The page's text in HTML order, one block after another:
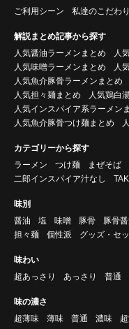
ご利用シーン
私達のこだわり
解説まとめ記事から探す
人気醤油ラーメンまとめ
人
人気味噌ラーメンまとめ
人
人気魚介豚骨ラーメンまとめ
人気担々麺まとめ
人気鶏白
人気インスパイア系ラーメン
人気魚介豚骨つけ麺まとめ
カテゴリーから探す
ラーメン
つけ麺 まぜそば
二郎インスパイア汁なし
味別
醤油
塩 味噌 豚骨 豚骨
担々麺
個性派 グッズ・セ
味わい
超あっさり
あっさり 普通
味の濃さ
超薄味
薄味 普通 濃味